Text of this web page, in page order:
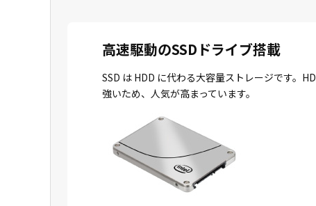
高速駆動のSSDドライブ搭載
SSD は HDD に代わる大容量ストレージです。
強いため、人気が高まっています。